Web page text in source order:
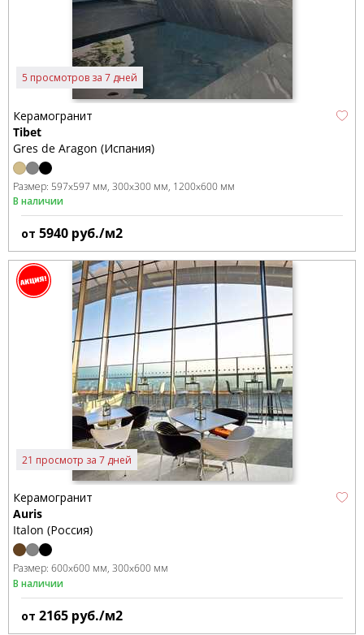
5 просмотров за 7 дней
Керамогранит
Tibet
Gres de Aragon (Испания)
Размер: 597x597 мм 300x300 мм 1200x600 мм
В наличии
от 5940 руб./м2
21 просмотр за 7 дней
Керамогранит
Auris
Italon (Россия)
Размер: 600x600 мм 300x600 мм
В наличии
от 2165 руб./м2